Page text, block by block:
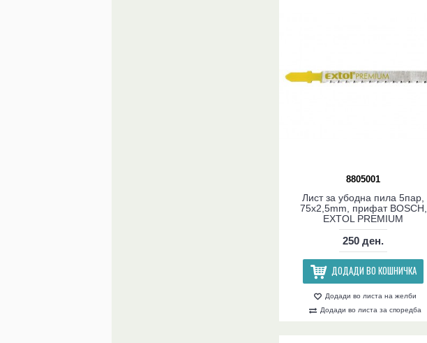
8805001
Лист за убодна пила 5пар,
75x2,5mm, прифат BOSCH,
EXTOL PREMIUM
250 ден.
ДОДАДИ ВО КОШНИЧКА
Додади во листа на желби
Додади во листа за споредба